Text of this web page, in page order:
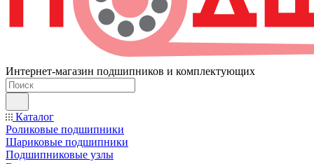
Интернет-магазин подшипников и комплектующих
Каталог
Роликовые подшипники
Шариковые подшипники
Подшипниковые узлы